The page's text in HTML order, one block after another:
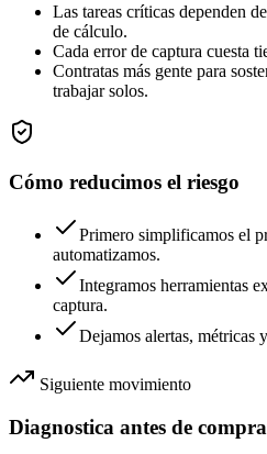
Las tareas críticas dependen
de cálculo.
Cada error de captura cuesta
Contratas más gente para
trabajar solos.
Cómo reducimos el riesgo
Primero simplificamos el
automatizamos.
Integramos herramientas
captura.
Dejamos alertas, métricas
Siguiente movimiento
Diagnostica antes de